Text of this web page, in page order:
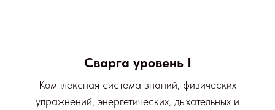
Сварга уровень I
Комплексная система знаний, физических
упражнений, энергетических, дыхательных и